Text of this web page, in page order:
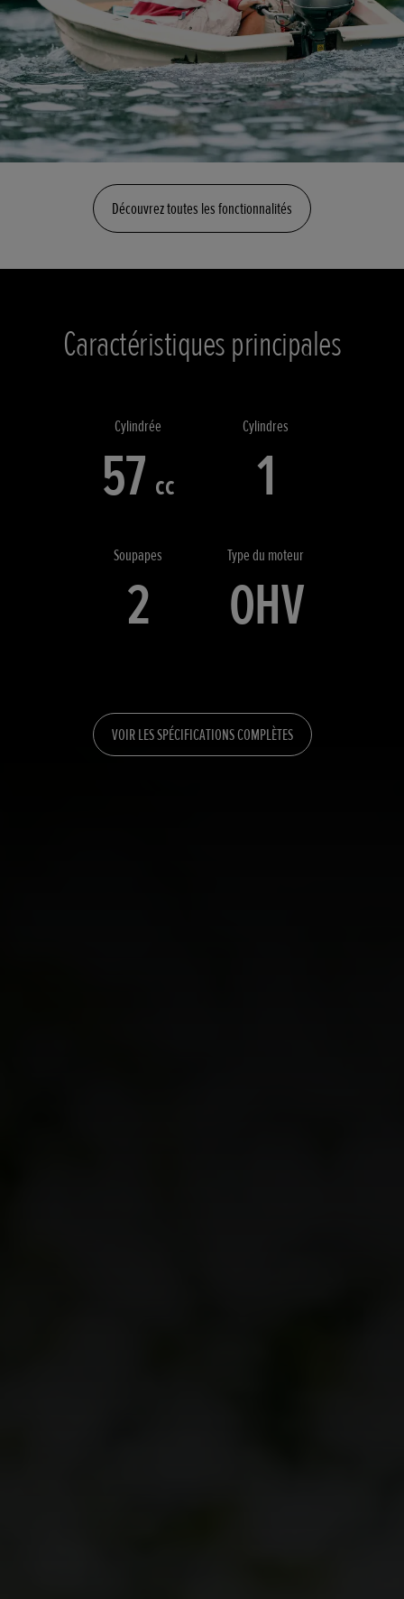
Découvrez toutes les fonctionnalités
Caractéristiques principales
Cylindrée
57 cc
Cylindres
1
Soupapes
2
Type du moteur
OHV
VOIR LES SPÉCIFICATIONS COMPLÈTES